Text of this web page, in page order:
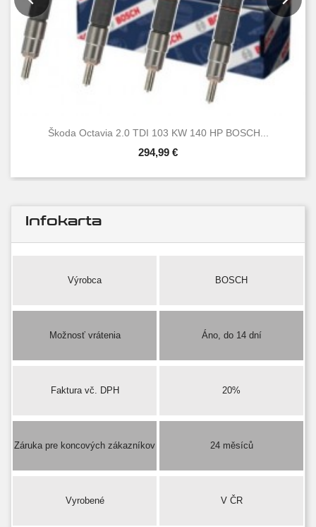
Škoda Octavia 2.0 TDI 103 KW 140 HP BOSCH...
294,99 €
Infokarta
Výrobca BOSCH
Možnosť vrátenia Áno, do 14 dní
Faktura vč. DPH 20%
Záruka pre koncových zákazníkov 24 měsíců
Vyrobené V ČR